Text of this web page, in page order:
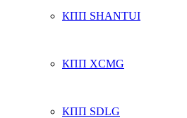
КПП SHANTUI
КПП XCMG
КПП SDLG